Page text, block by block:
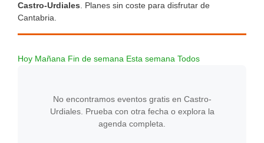
Castro-Urdiales . Planes sin coste para disfrutar de
Cantabria.
Hoy Mañana Fin de semana Esta semana Todos
No encontramos eventos gratis en Castro-
Urdiales. Prueba con otra fecha o explora la
agenda completa.